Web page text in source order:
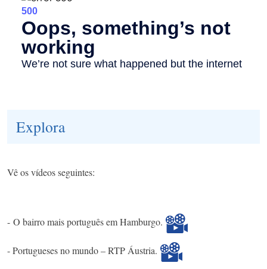
Explora
Vê os vídeos seguintes:​
- O bairro mais português em Hamburgo.​
- Portugueses no mundo – RTP Áustria.​